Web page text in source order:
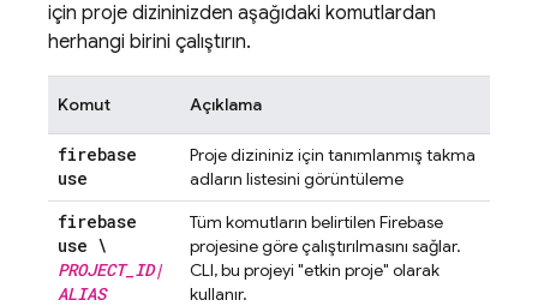
için proje dizininizden aşağıdaki komutlardan
herhangi birini çalıştırın.
Komut Açıklama
firebase
use
Proje dizininiz için tanımlanmış takma
adların listesini görüntüleme
firebase
use \
PROJECT_ ID|
ALIAS
Tüm komutların belirtilen Firebase
projesine göre çalıştırılmasını sağlar.
CLI, bu projeyi "etkin proje" olarak
kullanır.